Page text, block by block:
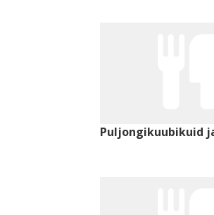
Puljongikuubikuid